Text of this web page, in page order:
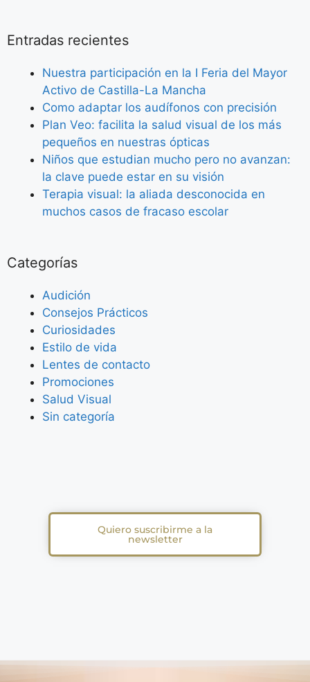
Entradas recientes
Nuestra participación en la I Feria del Mayor
Activo de Castilla-La Mancha
Como adaptar los audífonos con precisión
Plan Veo: facilita la salud visual de los más
pequeños en nuestras ópticas
Niños que estudian mucho pero no avanzan:
la clave puede estar en su visión
Terapia visual: la aliada desconocida en
muchos casos de fracaso escolar
Categorías
Audición
Consejos Prácticos
Curiosidades
Estilo de vida
Lentes de contacto
Promociones
Salud Visual
Sin categoría
Quiero suscribirme a la
newsletter